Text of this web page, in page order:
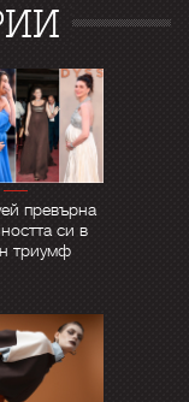
превърна
си в
триумф